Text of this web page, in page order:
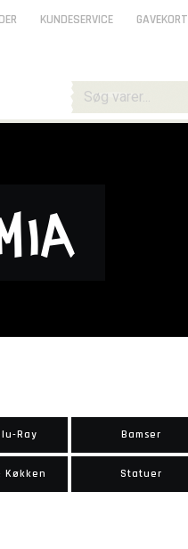
Ray Bamser
Køkken Statuer
KUNDESERVICE GAVEKORT